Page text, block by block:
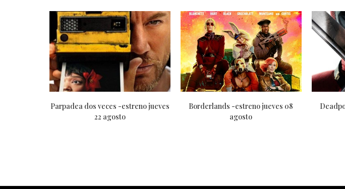
& Wolverine -estreno
IntensaMente 2 -estreno jueves 13
Furiosa: De la saga Mad Max -